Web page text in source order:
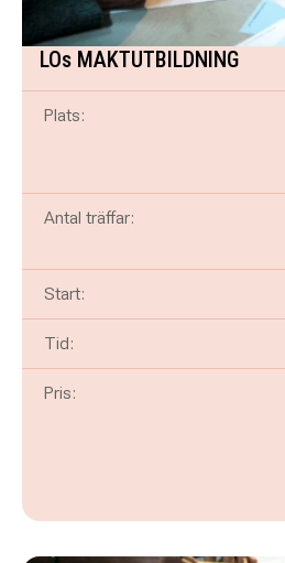
LOs MAKTUTBILDNING
Plats:
Antal träffar:
Start:
Tid:
Pris: